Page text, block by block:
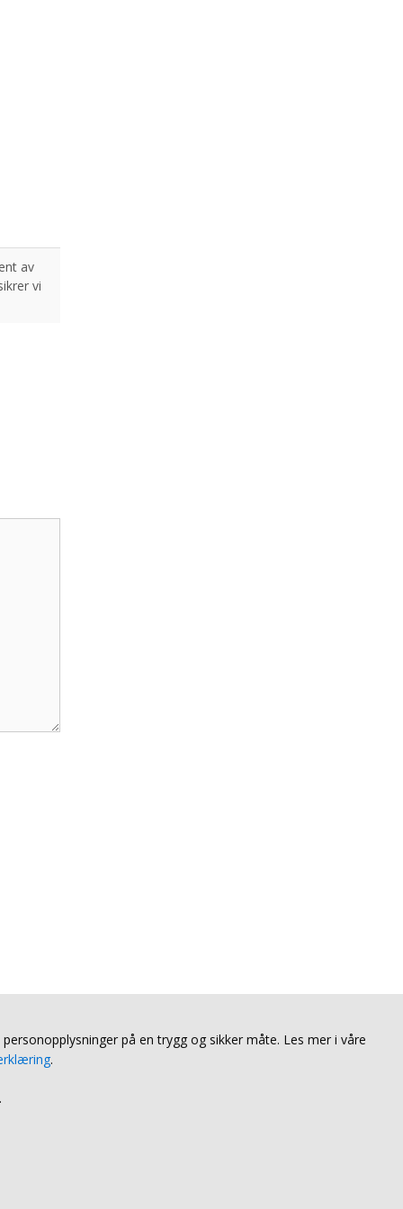
på en trygg og sikker måte. Les mer i våre
.
.